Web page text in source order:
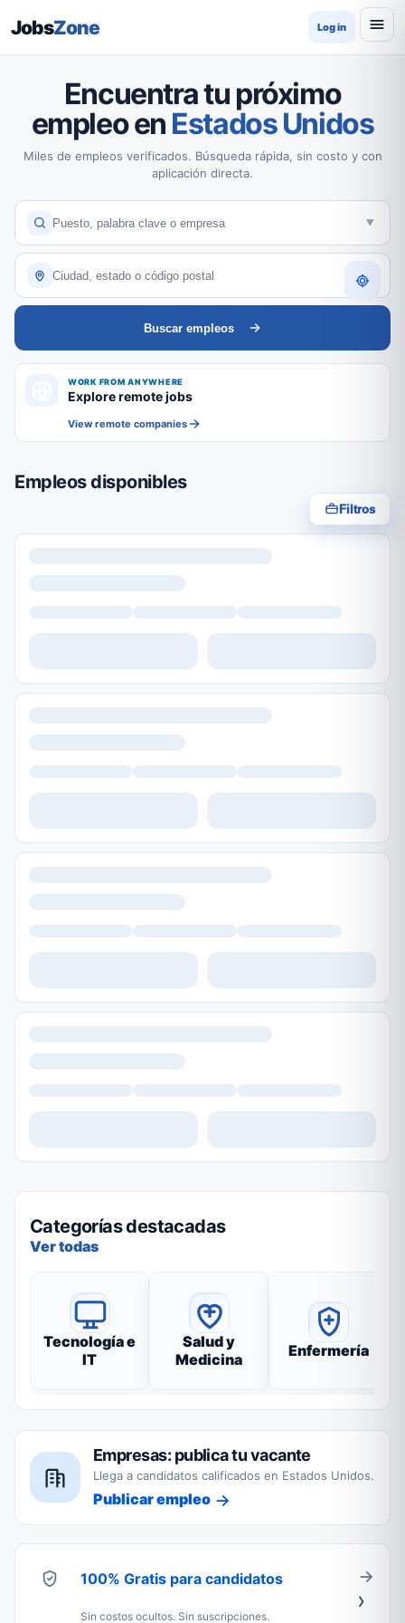
JobsZone Log in
Encuentra tu próximo
empleo en Estados Unidos
Miles de empleos verificados. Búsqueda rápida, sin costo y con
aplicación directa.
Buscar empleos
WORK FROM ANYWHERE
Explore remote jobs
View remote companies
Empleos disponibles
Filtros
Categorías destacadas
Ver todas
Tecnología e
IT
Salud y
Medicina
Enfermería
Empresas: publica tu vacante
Llega a candidatos calificados en Estados Unidos.
Publicar empleo
100% Gratis para candidatos
Sin costos ocultos. Sin suscripciones.